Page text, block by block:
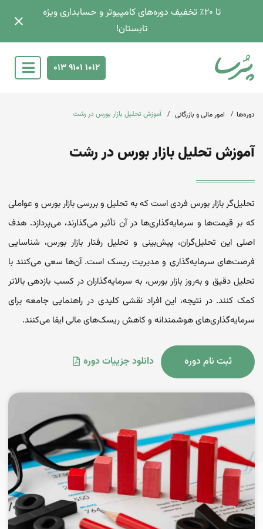
تا 2۰٪ تخفیف دوره‌های کامپیوتر و حسابداری ویژه
تابستان!
013 9101 1012
دوره‌ها امور مالی و بازرگانی آموزش تحلیل‌ بازار بورس در رشت
آموزش تحلیل‌ بازار بورس در رشت
تحلیل‌گر بازار بورس فردی است که به تحلیل و بررسی بازار بورس و عواملی
که بر قیمت‌ها و سرمایه‌گذاری‌ها در آن تأثیر می‌گذارند، می‌پردازد. هدف
اصلی این تحلیل‌گران، پیش‌بینی و تحلیل رفتار بازار بورس، شناسایی
فرصت‌های سرمایه‌گذاری و مدیریت ریسک است. آن‌ها سعی می‌کنند با
تحلیل دقیق و به‌روز بازار بورس، به سرمایه‌گذاران در کسب بازدهی بالاتر
کمک کنند. در نتیجه، این افراد نقشی کلیدی در راهنمایی جامعه برای
سرمایه‌گذاری‌های هوشمندانه و کاهش ریسک‌های مالی ایفا می‌کنند.
ثبت نام دوره دانلود جزییات دوره